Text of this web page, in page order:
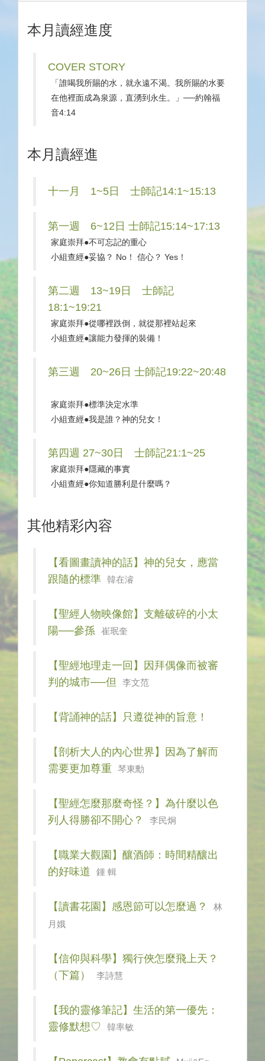
本月讀經進度
COVER STORY
「誰喝我所賜的水，就永遠不渴。我所賜的水要
在他裡面成為泉源，直湧到永生。」──約翰福
音4:14
本月讀經進
十一月 1~5日 士師記14:1~15:13
第一週 6~12日 士師記15:14~17:13
家庭崇拜●不可忘記的重心
小組查經●妥協？ No！ 信心？ Yes！
第二週 13~19日 士師記
18:1~19:21
家庭崇拜●從哪裡跌倒，就從那裡站起來
小組查經●讓能力發揮的裝備！
第三週 20~26日 士師記19:22~20:48
家庭崇拜●標準決定水準
小組查經●我是誰？神的兒女！
第四週 27~30日 士師記21:1~25
家庭崇拜●隱藏的事實
小組查經●你知道勝利是什麼嗎？
其他精彩內容
【看圖畫讀神的話】神的兒女，應當
跟隨的標準 韓在濬
【聖經人物映像館】支離破碎的小太
陽──參孫 崔珉奎
【聖經地理走一回】因拜偶像而被審
判的城市──但 李文范
【背誦神的話】只遵從神的旨意！
【剖析大人的內心世界】因為了解而
需要更加尊重 琴東勳
【聖經怎麼那麼奇怪？】為什麼以色
列人得勝卻不開心？ 李民炯
【職業大觀園】釀酒師：時間精釀出
的好味道 鍾 輯
【讀書花園】感恩節可以怎麼過？ 林
月娥
【信仰與科學】獨行俠怎麼飛上天？
（下篇） 李詩慧
【我的靈修筆記】生活的第一優先：
靈修默想♡ 韓率敏